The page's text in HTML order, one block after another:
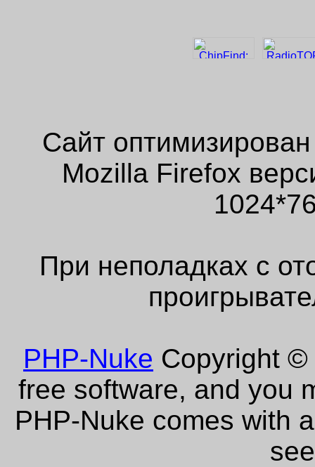
Сайт
Mozilla Firefox
При неполадках с
PHP-Nuke Copyright ©
free software, and you
PHP-Nuke comes with